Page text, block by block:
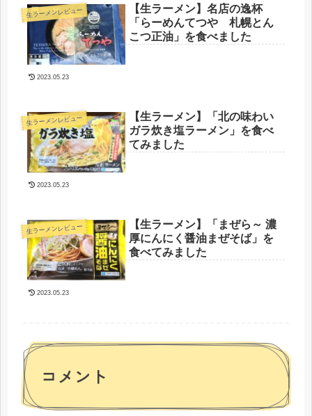
生ラーメンレビュー
【生ラーメン】名店の逸杯
「らーめんてつや 札幌とん
こつ正油」を食べました
2023.05.23
生ラーメンレビュー
【生ラーメン】「北の味わい
ガラ炊き塩ラーメン」を食べ
てみました
2023.05.23
生ラーメンレビュー
【生ラーメン】「まぜら～ 濃
厚にんにく醤油まぜそば」を
食べてみました
2023.05.23
コメント